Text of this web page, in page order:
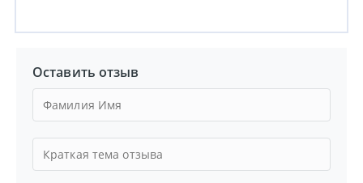
Оставить отзыв